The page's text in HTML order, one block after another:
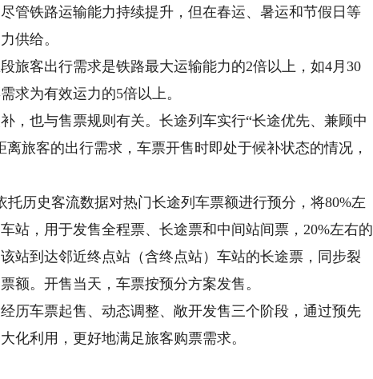
铁路运输能力持续提升，但在春运、暑运和节假日等
供给。
客出行需求是铁路最大运输能力的2倍以上，如4月30
求为有效运力的5倍以上。
也与售票规则有关。长途列车实行“长途优先、兼顾中
旅客的出行需求，车票开售时即处于候补状态的情况，
历史客流数据对热门长途列车票额进行预分，将80%左
站，用于发售全程票、长途票和中间站间票，20%左右的
站到达邻近终点站（含终点站）车站的长途票，同步裂
额。开售当天，车票按预分方案发售。
车票起售、动态调整、敞开发售三个阶段，通过预先
化利用，更好地满足旅客购票需求。